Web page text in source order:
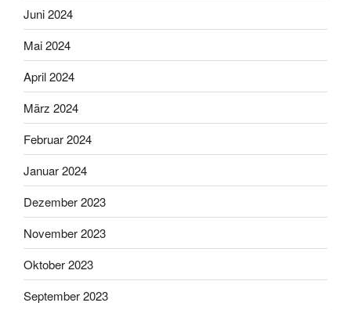
Juni 2024
Mai 2024
April 2024
März 2024
Februar 2024
Januar 2024
Dezember 2023
November 2023
Oktober 2023
September 2023